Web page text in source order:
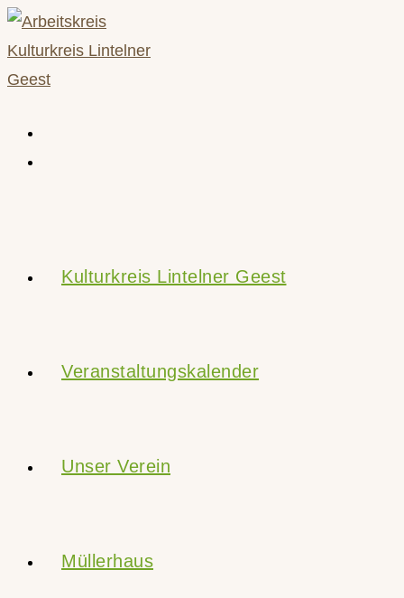
Zum
Inhalt
springen
Kulturkreis Lintelner Geest
Veranstaltungskalender
Unser Verein
Müllerhaus